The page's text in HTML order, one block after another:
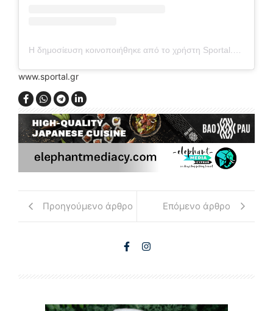
www.sportal.gr
Προηγούμενο άρθρο Επόμενο άρθρο